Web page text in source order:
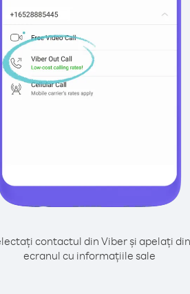
contactul din Viber și apelați din
ecranul cu informațiile sale